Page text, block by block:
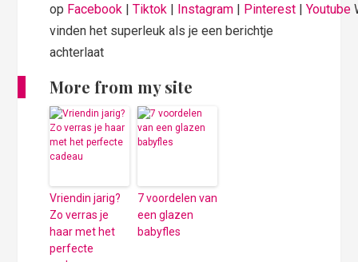
op Facebook |Tiktok | Instagram | Pinterest |Youtube
vinden het superleuk als je een berichtje
achterlaat
More from my site
Vriendin jarig?
Zo verras je
haar met het
perfecte
7 voordelen van
een glazen
babyfles